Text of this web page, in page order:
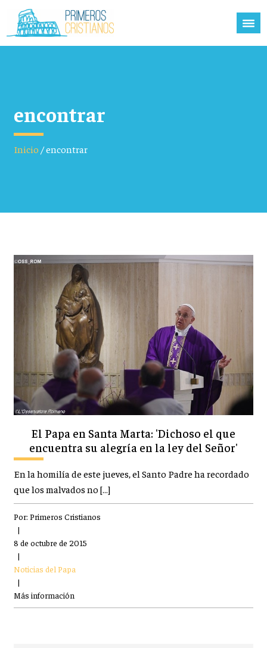
encontrar
Inicio/encontrar
El Papa en Santa Marta: 'Dichoso el que
encuentra su alegría en la ley del Señor'
En la homilía de este jueves, el Santo Padre ha recordado
que los malvados no […]
Por: Primeros Cristianos
|
8 de octubre de 2015
|
Noticias del Papa
|
Más información